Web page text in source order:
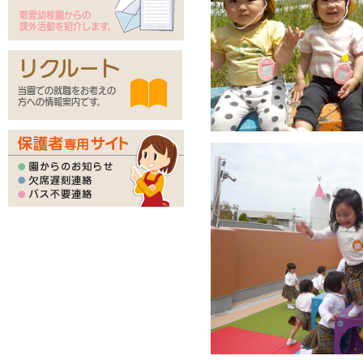
敬愛幼稚園からの
課外活動を紹介します。
リクルート
当園での就職をお考えの
方への情報案内です。